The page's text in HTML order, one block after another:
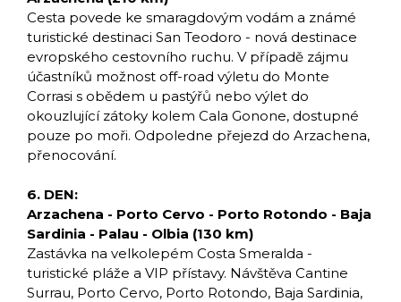
Cesta povede ke smaragdovým vodám a známé
turistické destinaci San Teodoro - nová destinace
evropského cestovního ruchu. V případě zájmu
účastníků možnost off-road výletu do Monte
Corrasi s obědem u pastýřů nebo výlet do
okouzlující zátoky kolem Cala Gonone, dostupné
pouze po moři. Odpoledne přejezd do Arzachena,
přenocování.
6. DEN:
Arzachena - Porto Cervo - Porto Rotondo - Baja
Sardinia - Palau - Olbia (130 km)
Zastávka na velkolepém Costa Smeralda -
turistické pláže a VIP přístavy. Návštěva Cantine
Surrau, Porto Cervo, Porto Rotondo, Baja Sardinia,